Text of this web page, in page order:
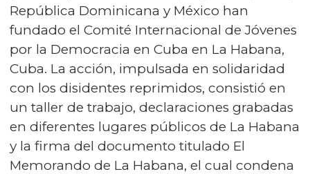
República Dominicana y México han
fundado el Comité Internacional de Jóvenes
por la Democracia en Cuba en La Habana,
Cuba. La acción, impulsada en solidaridad
con los disidentes reprimidos, consistió en
un taller de trabajo, declaraciones grabadas
en diferentes lugares públicos de La Habana
y la firma del documento titulado El
Memorando de La Habana, el cual condena